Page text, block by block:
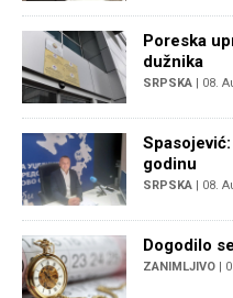
Poreska
dužnika
SRPSKA | 08.
godinu
SRPSKA | 08.
Dogodilo
ZANIMLJIVO |